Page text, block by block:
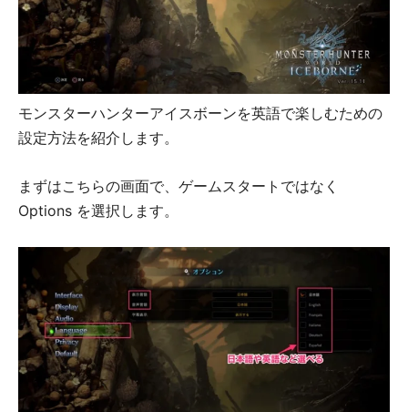
モンスターハンターアイスボーンを英語で楽しむための
設定方法を紹介します。
まずはこちらの画面で、ゲームスタートではなく
Options を選択します。